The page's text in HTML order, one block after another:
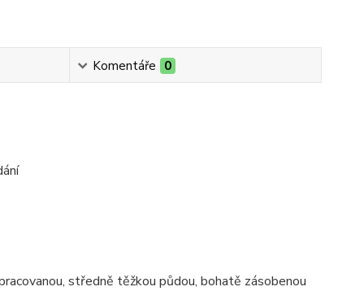
Komentáře 0
středně těžkou půdou, bohatě zásobenou